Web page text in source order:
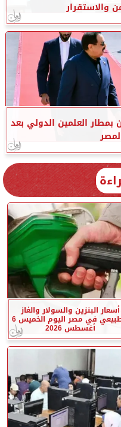
والاستقرار
العلمين الدولي بعد
لمصر
أسعار البنزين والسولار والغاز
الطبيعي في مصر اليوم الخميس 6
أغسطس 2026